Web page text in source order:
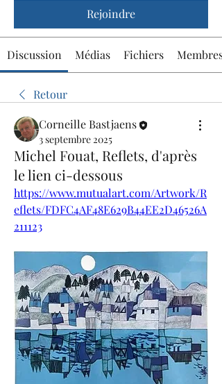
Rejoindre
Discussion Médias Fichiers Membres
Retour
Corneille Bastjaens
3 septembre 2025
Michel Fouat, Reflets, d'après
le lien ci-dessous
https://www.mutualart.com/Artwork/R
eflets/FDFC4AF48E629B44EE2D46526A
211123